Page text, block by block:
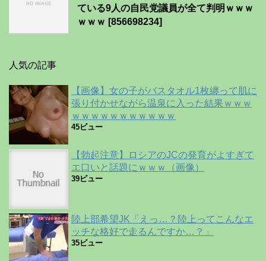
ている9人の自民党議員が全て判明ｗｗｗ
ｗｗｗ [856698234]
人気の記事
【画像】女の子がバスタオル1枚纏って肌に
張り付かせながら温泉に入った結果ｗｗｗ
ｗｗｗｗｗｗｗｗｗｗｗ
45ビュー
【勃起注意】ロシアのJCの発育がよすぎて
エ口いと話題にｗｗｗ（画像）
39ビュー
陸上部希望JK「えっ…？陸上ってこんなエ
ッチな格好で走るんですか…？」
35ビュー